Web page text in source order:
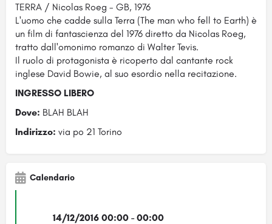
TERRA / Nicolas Roeg - GB, 1976
L'uomo che cadde sulla Terra (The man who fell to Earth) è
un film di fantascienza del 1976 diretto da Nicolas Roeg,
tratto dall'omonimo romanzo di Walter Tevis.
Il ruolo di protagonista è ricoperto dal cantante rock
inglese David Bowie, al suo esordio nella recitazione.
INGRESSO LIBERO
Dove: BLAH BLAH
Indirizzo: via po 21 Torino
Calendario
14/12/2016 00:00 - 00:00